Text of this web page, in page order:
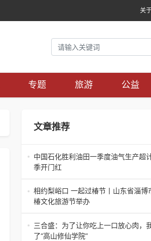
关
专题 旅游 公益
文章推荐
中国石化胜利油田一季度油气生产超
季开门红
中国石化胜利油田一季度油气生产超
季开门红济南电（记者 瑞夫 胜宣）
度，中国石化胜利油田生产原油
相约梨峪口 一起过椿节丨山东省淄博
椿文化旅游节举办
相约梨峪口 一起过椿节丨山东省淄博
椿文化旅游节举办济南电（记者 瑞夫
日，山东省淄博市第三届香椿文化旅
三合盛：为了让你吃上一口放心肉，
了“高山修仙学院”